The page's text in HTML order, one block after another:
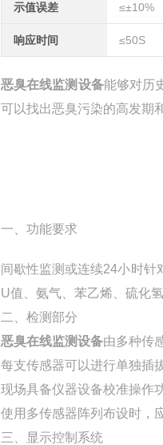
示值误差 ≤±10%
响应时间 ≤50S
恶臭在线监测设备能够对历
可以找出恶臭污染的高发期
一、功能要求
间歇性监测或连续24小时针
U值、氨气、苯乙烯、硫化
二、检测部分
恶臭在线监测设备由多种传
每支传感器可以进行单独插
现场具备仪器设备校准操作
使用多传感器阵列布设时，
三、显示控制系统